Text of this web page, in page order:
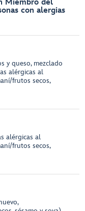
Miembro del
con alergias
y queso, mezclado
alérgicas al
frutos secos,
alérgicas al
frutos secos,